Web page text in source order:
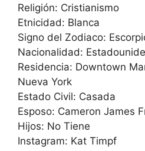
Religión: Cristianismo
Etnicidad: Blanca
Signo del Zodiaco:
Nacionalidad:
Residencia: Downtown
Nueva York
Estado Civil: Casada
Esposo: Cameron James
Hijos: No Tiene
Instagram: Kat Timpf